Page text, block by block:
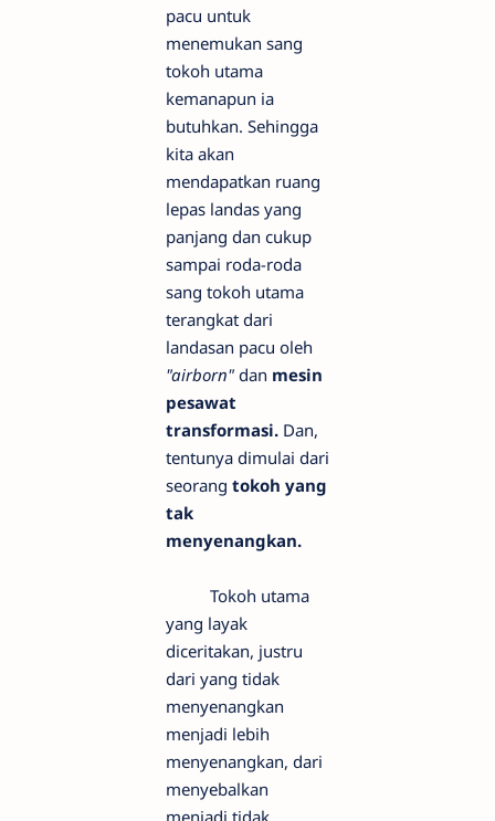
pacu untuk
menemukan sang
tokoh utama
kemanapun ia
butuhkan. Sehingga
kita akan
mendapatkan ruang
lepas landas yang
panjang dan cukup
sampai roda-roda
sang tokoh utama
terangkat dari
landasan pacu oleh
"airborn" dan mesin
pesawat
transformasi. Dan,
tentunya dimulai dari
seorang tokoh yang
tak
menyenangkan.
Tokoh utama
yang layak
diceritakan, justru
dari yang tidak
menyenangkan
menjadi lebih
menyenangkan, dari
menyebalkan
menjadi tidak